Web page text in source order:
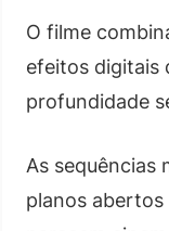
O filme
efeitos digitais
profundidade
As sequências
planos